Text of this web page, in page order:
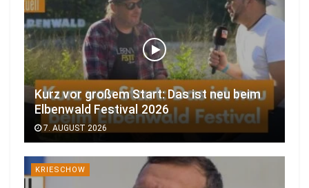
Kurz vor großem Start: Das ist neu beim
Elbenwald Festival 2026
7. AUGUST 2026
KRIESCHOW